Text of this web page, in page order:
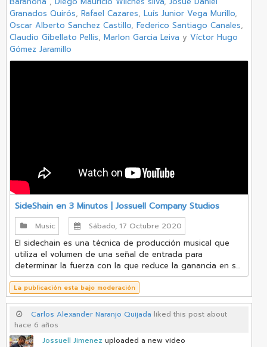
Granados Quirós, Rafael Cazares, Luís Junior Vega Murillo,
Oscar Alberto Sanchez Castillo, Federico Santiago Canales,
Claudio Gibellato Pellis, Marlon Garcia Leiva y Víctor Hugo
Gómez Jaramillo
SideShain en 3 Minutos | Jossuell Company Studios
Music Sábado, 17 Octubre 2020
El sidechain es una técnica de producción musical que
utiliza el volumen de una señal de entrada para
determinar la fuerza con la que reduce la ganancia en s...
La publicación esta bajo moderación
Carlos Alexander Naranjo Quijada liked this post about
hace 6 años
Jossuell Jimenez uploaded a new video